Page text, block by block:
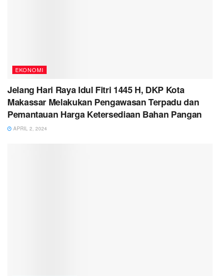
EKONOMI
Jelang Hari Raya Idul Fitri 1445 H, DKP Kota
Makassar Melakukan Pengawasan Terpadu dan
Pemantauan Harga Ketersediaan Bahan Pangan
APRIL 2, 2024